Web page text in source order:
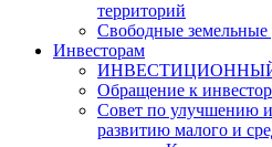
территорий
Свободные земельные
Инвесторам
Обращение к
Совет по улучшению
развитию малого и